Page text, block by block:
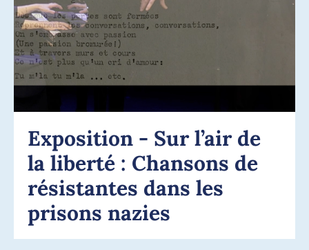
Exposition - Sur l’air de
la liberté : Chansons de
résistantes dans les
prisons nazies